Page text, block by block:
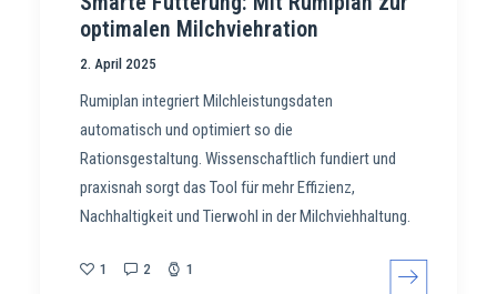
optimalen Milchviehration
2. April 2025
Rumiplan integriert Milchleistungsdaten
automatisch und optimiert so die
Rationsgestaltung. Wissenschaftlich fundiert und
praxisnah sorgt das Tool für mehr Effizienz,
Nachhaltigkeit und Tierwohl in der Milchviehhaltung.
1 2 1